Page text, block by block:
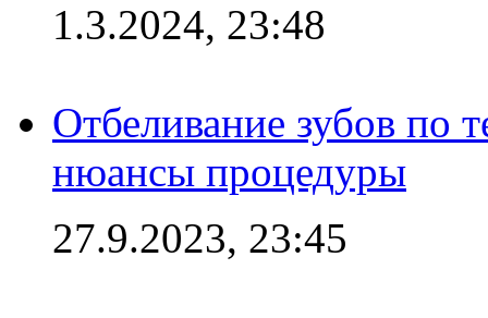
1.3.2024, 23:48
Отбеливание зубов по
нюансы процедуры
27.9.2023, 23:45